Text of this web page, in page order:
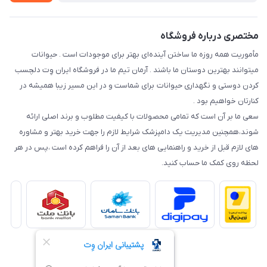
مختصری درباره فروشگاه
مأموریت همه روزه ما ساختن آینده‌ای بهتر برای موجودات است . حیوانات
میتوانند بهترین دوستان ما باشند . آرمان تیم ما در فروشگاه ایران وِت دلچسب
کردن دوستی و نگهداری حیوانات برای شماست و در این مسیر زیبا همیشه در
کنارتان خواهیم بود .
سعی ما بر آن است که تمامی محصولات با کیفیت مطلوب و برند اصلی ارائه
شوند،همچنین مدیریت یک دامپزشک شرایط لازم را جهت خرید بهتر و مشاوره
های لازم قبل از خرید و راهنمایی های بعد از آن را فراهم کرده است ،پس در هر
لحظه روی کمک ما حساب کنید.